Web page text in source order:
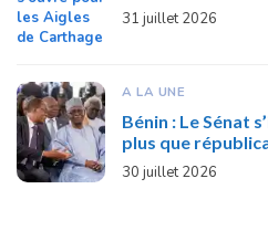
31 juillet 2026
A LA UNE
Bénin : Le Sénat
plus que
30 juillet 2026